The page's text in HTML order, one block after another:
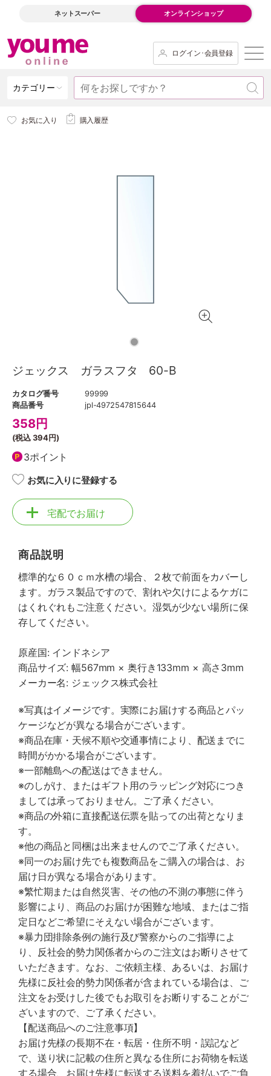
ネットスーパー オンラインショップ
ログイン･会員登録
カテゴリー
お気に入り 購入履歴
ジェックス ガラスフタ 60-B
カタログ番号
99999
商品番号
jpl-4972547815644
358円
(税込394円)
3ポイント
お気に入りに登録する
宅配でお届け
商品説明
標準的な６０ｃｍ水槽の場合、２枚で前面をカバーし
ます。ガラス製品ですので、割れや欠けによるケガに
はくれぐれもご注意ください。湿気が少ない場所に保
存してください。
原産国: インドネシア
商品サイズ: 幅567mm × 奥行き133mm × 高さ3mm
メーカー名: ジェックス株式会社
※写真はイメージです。実際にお届けする商品とパッ
ケージなどが異なる場合がございます。
※商品在庫・天候不順や交通事情により、配送までに
時間がかかる場合がございます。
※一部離島への配送はできません。
※のしがけ、またはギフト用のラッピング対応につき
ましては承っておりません。ご了承ください。
※商品の外箱に直接配送伝票を貼っての出荷となりま
す。
※他の商品と同梱は出来ませんのでご了承ください。
※同一のお届け先でも複数商品をご購入の場合は、お
届け日が異なる場合があります。
※繁忙期または自然災害、その他の不測の事態に伴う
影響により、商品のお届けが困難な地域、またはご指
定日などご希望にそえない場合がございます。
※暴力団排除条例の施行及び警察からのご指導によ
り、反社会的勢力関係者からのご注文はお断りさせて
いただきます。なお、ご依頼主様、あるいは、お届け
先様に反社会的勢力関係者が含まれている場合は、ご
注文をお受けした後でもお取引をお断りすることがご
ざいますので、ご了承ください。
【配送商品へのご注意事項】
お届け先様の長期不在・転居・住所不明・誤記など
で、送り状に記載の住所と異なる住所にお荷物を転送
する場合、お届け先様に転送する送料を着払いでご負